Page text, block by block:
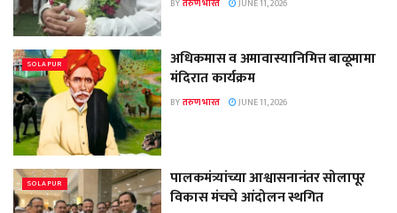
BYतरुण भारत JUNE 11, 2026
SOLAPUR
अधिकमास व अमावास्यानिमित्त बाळूमामा
मंदिरात कार्यक्रम
BYतरुण भारत JUNE 11, 2026
SOLAPUR
पालकमंत्र्यांच्या आश्वासनानंतर सोलापूर
विकास मंचचे आंदोलन स्थगित